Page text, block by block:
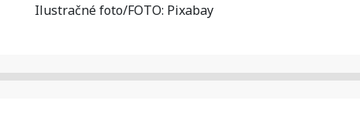
Ilustračné foto/FOTO: Pixabay